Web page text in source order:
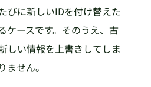
びに新しいIDを付け替えた
ケースです。そのうえ、古
しい情報を上書きしてしま
ません。